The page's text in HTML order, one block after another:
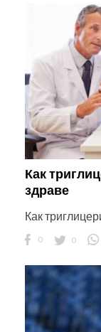
Как
здраве
Как
0 0